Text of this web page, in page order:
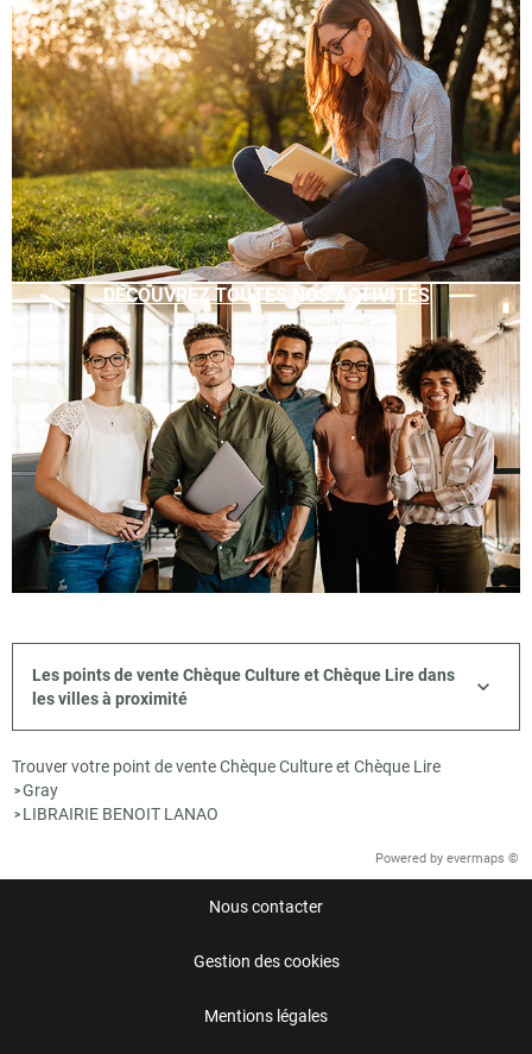
DÉCOUVREZ TOUTES NOS ACTIVITÉS
Les points de vente Chèque Culture et Chèque Lire dans
les villes à proximité
Trouver votre point de vente Chèque Culture et Chèque Lire
>Gray
> LIBRAIRIE BENOIT LANAO
Powered by evermaps ©
Nous contacter
Gestion des cookies
Mentions légales